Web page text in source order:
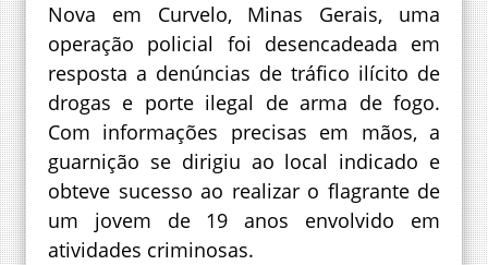
Nova em Curvelo, Minas Gerais, uma
operação policial foi desencadeada em
resposta a denúncias de tráfico ilícito de
drogas e porte ilegal de arma de fogo.
Com informações precisas em mãos, a
guarnição se dirigiu ao local indicado e
obteve sucesso ao realizar o flagrante de
um jovem de 19 anos envolvido em
atividades criminosas.